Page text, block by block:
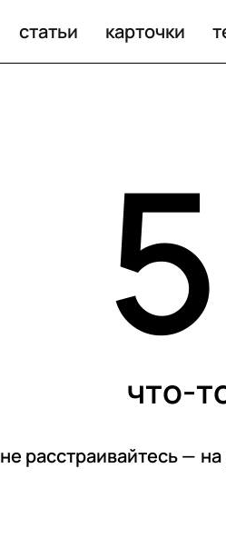
статьи карточки
что-
не расстраивайтесь — на